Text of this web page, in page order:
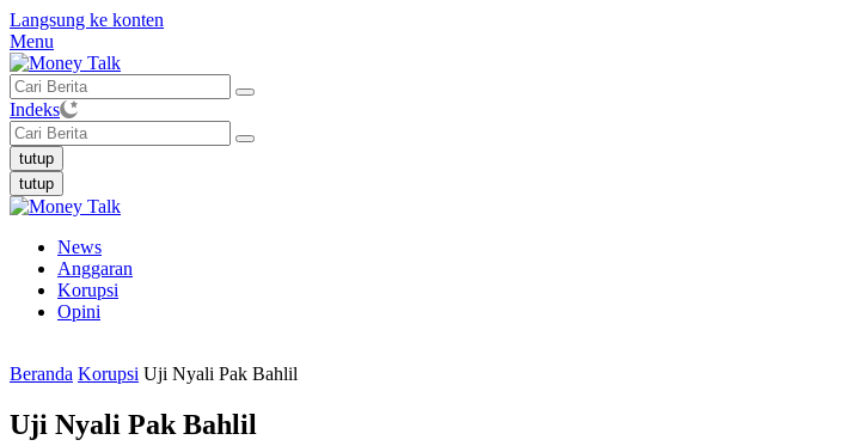
Langsung ke konten
Menu
Indeks
tutup
tutup
News
Anggaran
Korupsi
Opini
Beranda Korupsi Uji Nyali Pak Bahlil
Uji Nyali Pak Bahlil